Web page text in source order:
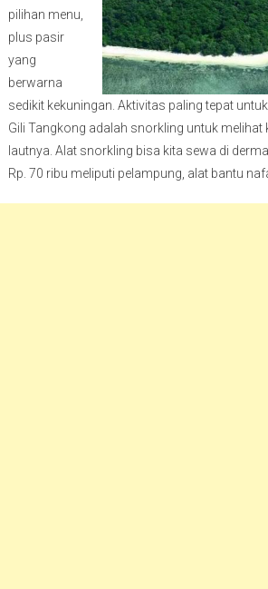
pilihan menu,
plus pasir
yang
berwarna
sedikit kekuningan. Aktivitas paling tepat
Gili Tangkong adalah snorkling untuk melihat
lautnya. Alat snorkling bisa kita sewa di
Rp. 70 ribu meliputi pelampung, alat bantu